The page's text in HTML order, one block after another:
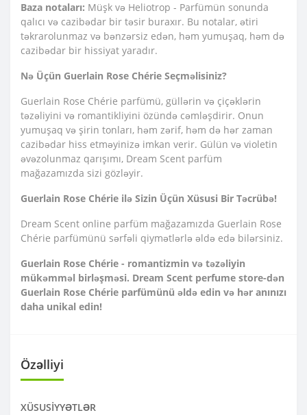
Baza notaları: Müşk və Heliotrop - Parfümün sonunda
qalıcı və cazibədar bir təsir buraxır. Bu notalar, ətiri
təkrarolunmaz və bənzərsiz edən, həm yumuşaq, həm də
cazibədar bir hissiyat yaradır.
Nə Üçün Guerlain Rose Chérie Seçməlisiniz?
Guerlain Rose Chérie parfümü, güllərin və çiçəklərin
təzəliyini və romantikliyini özündə cəmləşdirir. Onun
yumuşaq və şirin tonları, həm zərif, həm də hər zaman
cazibədar hiss etməyinizə imkan verir. Gülün və violetin
əvəzolunmaz qarışımı, Dream Scent parfüm
mağazamızda sizi gözləyir.
Guerlain Rose Chérie ilə Sizin Üçün Xüsusi Bir Təcrübə!
Dream Scent online parfüm mağazamızda Guerlain Rose
Chérie parfümünü sərfəli qiymətlərlə əldə edə bilərsiniz.
Guerlain Rose Chérie - romantizmin və təzəliyin
mükəmməl birləşməsi. Dream Scent perfume store-dən
Guerlain Rose Chérie parfümünü əldə edin və hər anınızı
daha unikal edin!
Özəlliyi
XÜSUSIYYƏTLƏR